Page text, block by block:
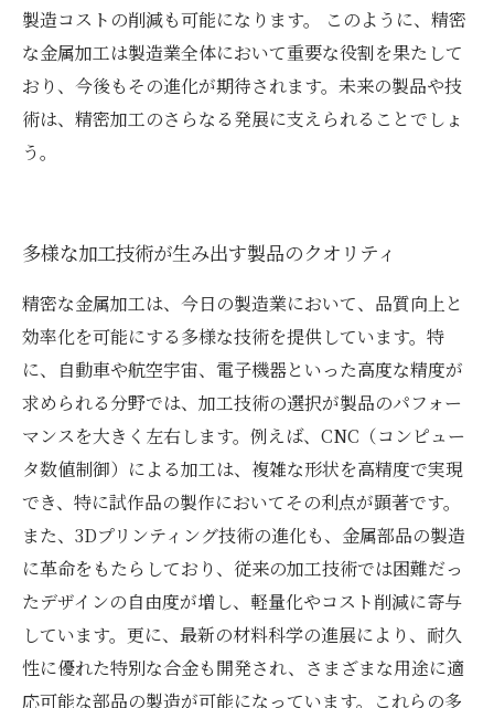
製造コストの削減も可能になります。 このように、精密
な金属加工は製造業全体において重要な役割を果たして
おり、今後もその進化が期待されます。未来の製品や技
術は、精密加工のさらなる発展に支えられることでしょ
う。
多様な加工技術が生み出す製品のクオリティ
精密な金属加工は、今日の製造業において、品質向上と
効率化を可能にする多様な技術を提供しています。特
に、自動車や航空宇宙、電子機器といった高度な精度が
求められる分野では、加工技術の選択が製品のパフォー
マンスを大きく左右します。例えば、CNC（コンピュー
タ数値制御）による加工は、複雑な形状を高精度で実現
でき、特に試作品の製作においてその利点が顕著です。
また、3Dプリンティング技術の進化も、金属部品の製造
に革命をもたらしており、従来の加工技術では困難だっ
たデザインの自由度が増し、軽量化やコスト削減に寄与
しています。更に、最新の材料科学の進展により、耐久
性に優れた特別な合金も開発され、さまざまな用途に適
応可能な部品の製造が可能になっています。これらの多